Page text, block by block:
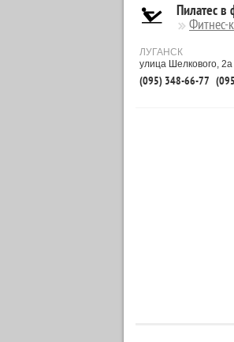
Пилатес в
Фитнес-
ЛУГАНСК
улица Шелкового, 2а
(095) 348-66-77